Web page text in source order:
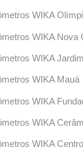
WIKA
WIKA Nova
WIKA
WIKA Mauá
WIKA
WIKA
WIKA Centro